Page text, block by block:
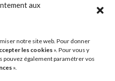
aux
notre site web. Pour donner
les cookies». Pour vous y
pouvez également paramétrer vos
».
Générale du Club
(21)
(21)